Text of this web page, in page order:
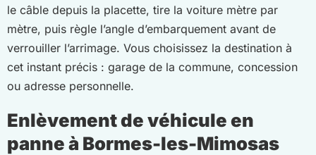
le câble depuis la placette, tire la voiture mètre par
mètre, puis règle l’angle d’embarquement avant de
verrouiller l’arrimage. Vous choisissez la destination à
cet instant précis : garage de la commune, concession
ou adresse personnelle.
Enlèvement de véhicule en
panne à Bormes-les-Mimosas